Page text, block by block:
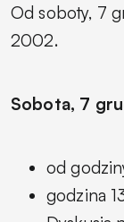
Od soboty, 7
2002.
Sobota, 7
od
godzina